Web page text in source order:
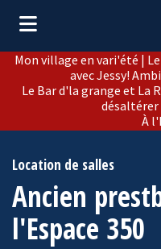
(Municipalité )
(Citoyens )
(Loisirs et culture )
(Développement )
(Tourisme )
Mon village en vari'été |
avec Jessy!
Le Bar d'la grange et La
désaltérer
À
Location de salles
Ancien
l'Espace 350